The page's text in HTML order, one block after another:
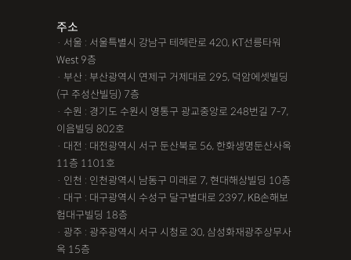
주소
· 서울 : 서울특별시 강남구 테헤란로 420, KT선릉타워
West 9층
· 부산 : 부산광역시 연제구 거제대로 295, 덕암에셋빌딩
(구 주성산빌딩) 7층
· 수원 : 경기도 수원시 영통구 광교중앙로 248번길 7-7,
이음빌딩 802호
· 대전 : 대전광역시 서구 둔산북로 56, 한화생명둔산사옥
11층 1101호
· 인천 : 인천광역시 남동구 미래로 7, 현대해상빌딩 10층
· 대구 : 대구광역시 수성구 달구벌대로 2397, KB손해보
험대구빌딩 18층
· 광주 : 광주광역시 서구 시청로 30, 삼성화재광주상무사
옥 15층